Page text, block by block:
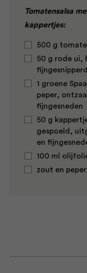
Tomatensalsa
kappertjes:
500 g
50 g rode ui,
fijngesnipperd
1 groene
peper,
fijngesneden
50 g
gespoeld,
en
100 ml
zout en peper